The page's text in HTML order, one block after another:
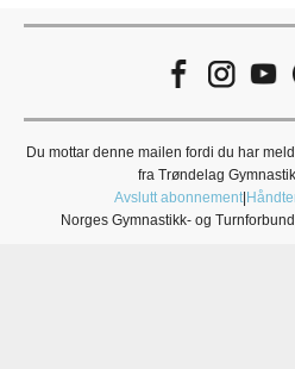
Du mottar denne mailen fordi du har
fra Trøndelag
Avslutt abonnement|
Norges Gymnastikk- og